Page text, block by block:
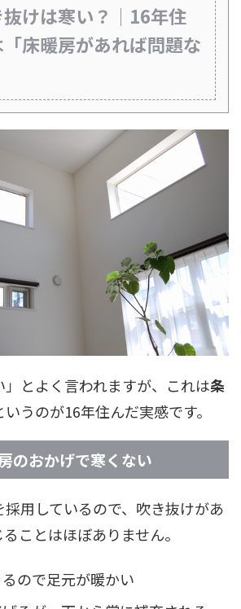
けは寒い？｜16年住
床暖房があれば問題な
」とよく言われますが、これは条
いうのが16年住んだ実感です。
のおかげで寒くない
採用しているので、吹き抜けがあ
ことはほぼありません。
ので足元が暖かい